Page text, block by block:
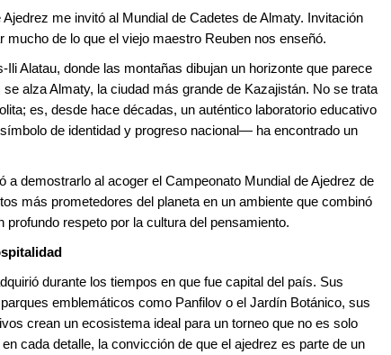
me invitó al Mundial de Cadetes de Almaty. Invitación
de lo que el viejo maestro Reuben nos enseñó.
Alatau, donde las montañas dibujan un horizonte que parece
alza Almaty, la ciudad más grande de Kazajistán. No se trata
es, desde hace décadas, un auténtico laboratorio educativo
de identidad y progreso nacional— ha encontrado un
a demostrarlo al acoger el Campeonato Mundial de Ajedrez de
más prometedores del planeta en un ambiente que combinó
respeto por la cultura del pensamiento.
durante los tiempos en que fue capital del país. Sus
emblemáticos como Panfilov o el Jardín Botánico, sus
crean un ecosistema ideal para un torneo que no es solo
cada detalle, la convicción de que el ajedrez es parte de un